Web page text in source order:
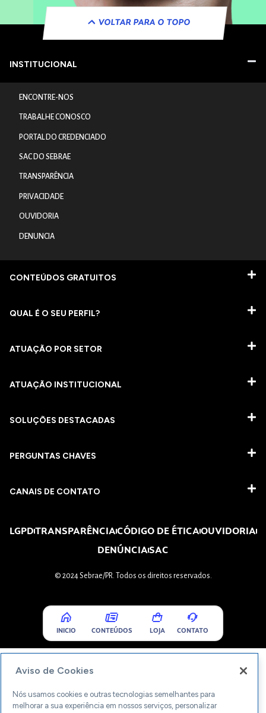
VOLTAR PARA O TOPO
INSTITUCIONAL
ENCONTRE-NOS
TRABALHE CONOSCO
PORTAL DO CREDENCIADO
SAC DO SEBRAE
TRANSPARÊNCIA
PRIVACIDADE
OUVIDORIA
DENUNCIA
CONTEÚDOS GRATUITOS
QUAL É O SEU PERFIL?
ATUAÇÃO POR SETOR
ATUAÇÃO INSTITUCIONAL
SOLUÇÕES DESTACADAS
PERGUNTAS CHAVES​
CANAIS DE CONTATO
LGPDTRANSPARÊNCIACÓDIGO DE ÉTICAOUVIDORIA
DENÚNCIASAC
© 2024 Sebrae/PR. Todos os direitos reservados.
INICIO CONTEÚDOS LOJA CONTATO
Aviso de Cookies
Nós usamos cookies e outras tecnologias semelhantes para
melhorar a sua experiência em nossos serviços, personalizar